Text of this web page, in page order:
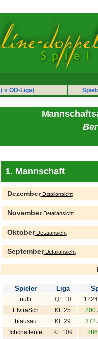
( » OD-Liga)
1. Mannschaft
DezemberDetailansicht
NovemberDetailansicht
OktoberDetailansicht
SeptemberDetailansicht
Spieler Liga
nulli QL 10
ElviraSch
KL 25 200
blausau
KL 29 372
Ichchattenie
KL 109 286